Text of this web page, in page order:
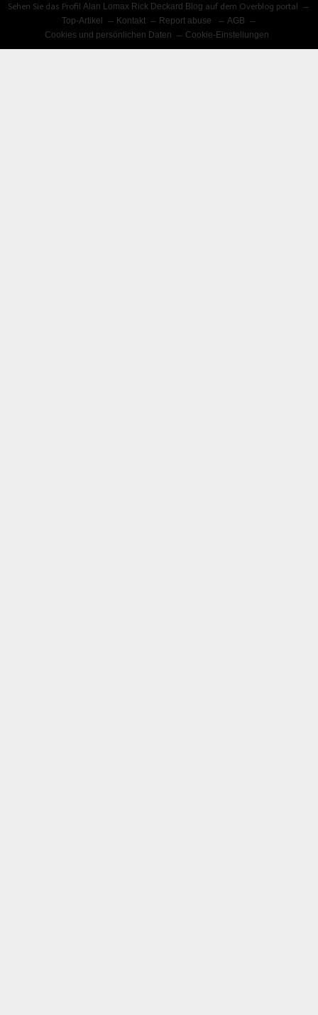
Sehen Sie das ProfilAlan Lomax Rick Deckard Blog auf dem Overblog portal
Top-Artikel
Kontakt Report abuse
AGB
Cookies und persönlichen Daten
Cookie-Einstellungen